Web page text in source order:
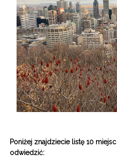
Poniżej znajdziecie listę 10
odwiedzić: